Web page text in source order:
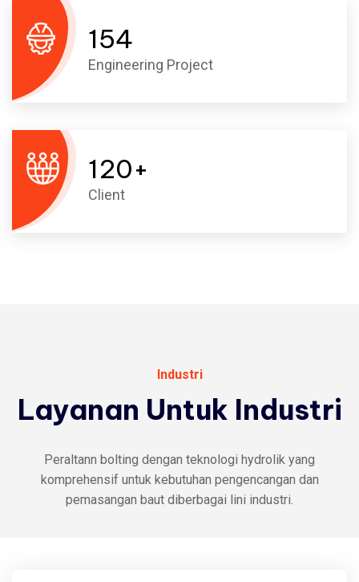
154
Engineering Project
120+
Client
Industri
Layanan Untuk Industri
Peraltann bolting dengan teknologi hydrolik yang
komprehensif untuk kebutuhan pengencangan dan
pemasangan baut diberbagai lini industri.